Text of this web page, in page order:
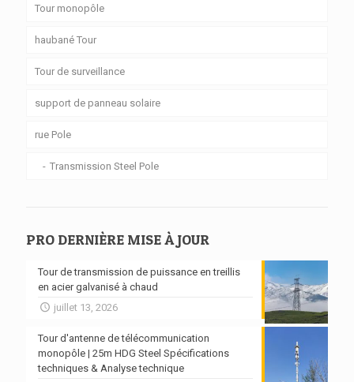
Tour monopôle
haubané Tour
Tour de surveillance
support de panneau solaire
rue Pole
Transmission Steel Pole
PRO DERNIÈRE MISE À JOUR
Tour de transmission de puissance en treillis
en acier galvanisé à chaud
juillet 13, 2026
Tour d'antenne de télécommunication
monopôle | 25m HDG Steel Spécifications
techniques & Analyse technique